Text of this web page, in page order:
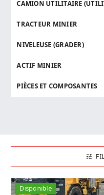
CAMION UTILITAIRE
TRACTEUR MINIER
NIVELEUSE (GRADER)
ACTIF MINIER
PIÈCES ET COMPOSANTES
Disponible